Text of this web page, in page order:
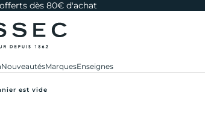
dès 80€ d'achat
NouveautésMarquesEnseignes
est vide